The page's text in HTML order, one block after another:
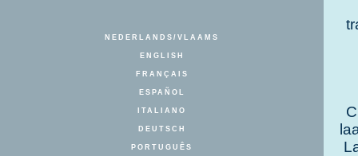
NEDERLANDS/VLAAMS
ENGLISH
FRANÇAIS
ESPAÑOL
ITALIANO
DEUTSCH
PORTUGUÊS